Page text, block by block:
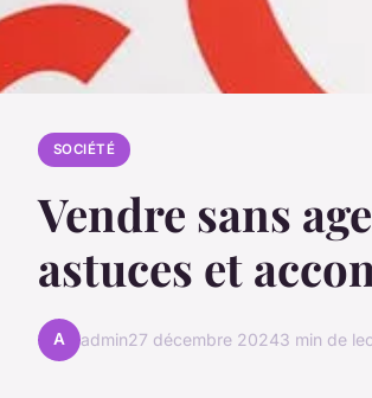
SOCIÉTÉ
Vendre sans
astuces et
A admin27 décembre 20243 min de